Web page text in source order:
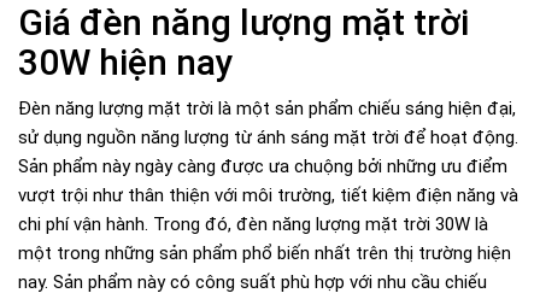
Giá đèn năng lượng mặt trời
30W hiện nay
Đèn năng lượng mặt trời là một sản phẩm chiếu sáng hiện đại,
sử dụng nguồn năng lượng từ ánh sáng mặt trời để hoạt động.
Sản phẩm này ngày càng được ưa chuộng bởi những ưu điểm
vượt trội như thân thiện với môi trường, tiết kiệm điện năng và
chi phí vận hành. Trong đó, đèn năng lượng mặt trời 30W là
một trong những sản phẩm phổ biến nhất trên thị trường hiện
nay. Sản phẩm này có công suất phù hợp với nhu cầu chiếu